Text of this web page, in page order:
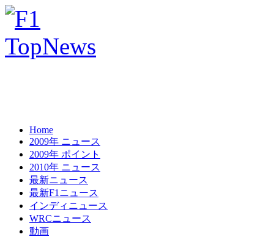
Home
2009年 ニュース
2009年 ポイント
2010年 ニュース
最新ニュース
最新F1ニュース
インディニュース
WRCニュース
動画